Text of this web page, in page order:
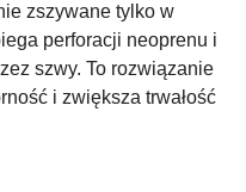
zszywane tylko w
perforacji neoprenu i
szwy. To rozwiązanie
i zwiększa trwałość